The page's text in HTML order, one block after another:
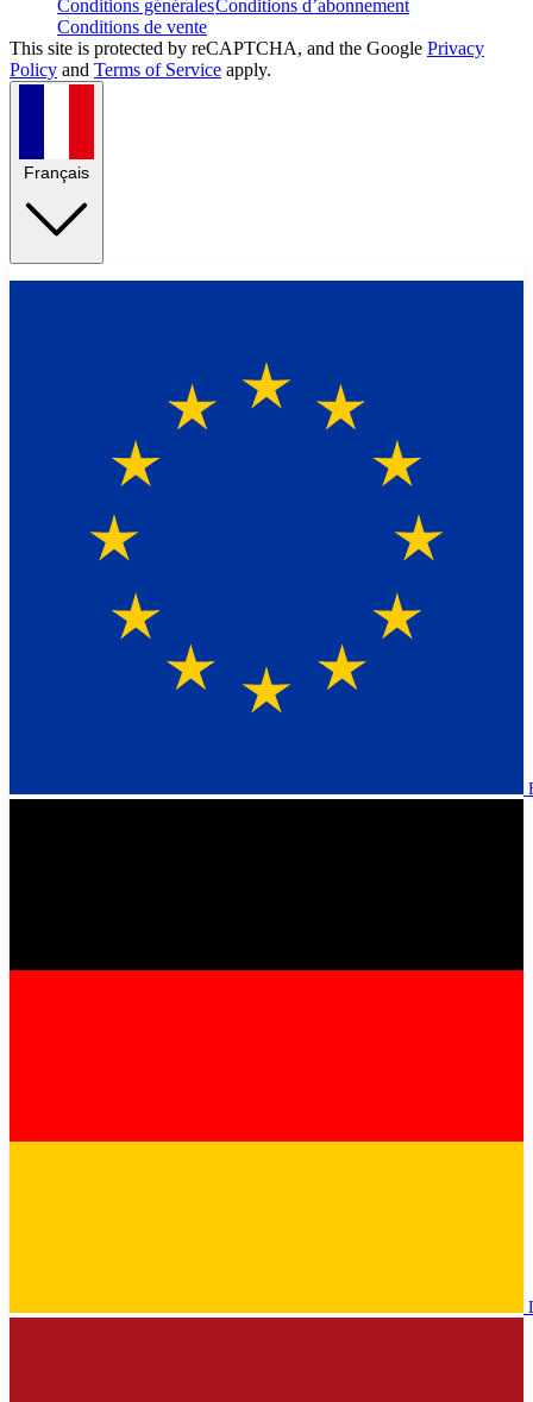
Conditions généralesConditions d’abonnement
Conditions de vente
This site is protected by reCAPTCHA, and the Google Privacy
Policy and Terms of Service apply.
Français